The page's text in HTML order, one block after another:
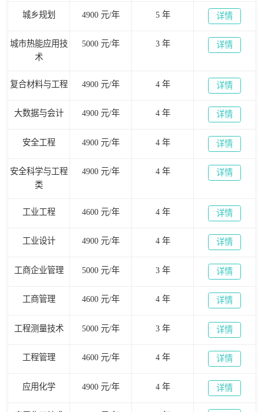
城乡规划 4900 元/年 5 年 详情
城市热能应用技
术
5000 元/年 3 年 详情
复合材料与工程 4900 元/年 4 年 详情
大数据与会计 4900 元/年 4 年 详情
安全工程 4900 元/年 4 年 详情
安全科学与工程
类
4900 元/年 4 年 详情
工业工程 4600 元/年 4 年 详情
工业设计 4900 元/年 4 年 详情
工商企业管理 5000 元/年 3 年 详情
工商管理 4600 元/年 4 年 详情
工程测量技术 5000 元/年 3 年 详情
工程管理 4600 元/年 4 年 详情
应用化学 4900 元/年 4 年 详情